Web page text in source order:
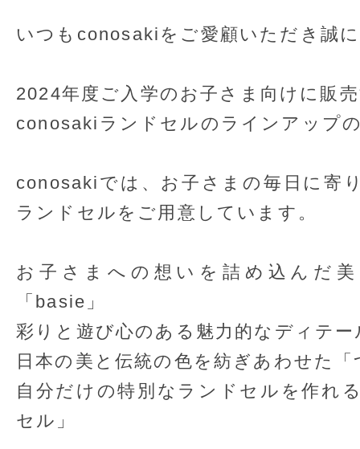
いつもconosakiをご愛顧いただき誠
2024年度ご入学のお子さま向けに販
conosakiランドセルのラインアップ
conosakiでは、お子さまの毎日に寄
ランドセルをご用意しています。
お子さまへの想いを詰め込んだ
「basie」
彩りと遊び心のある魅力的なディテ
日本の美と伝統の色を紡ぎあわせた
自分だけの特別なランドセルを作れ
セル」